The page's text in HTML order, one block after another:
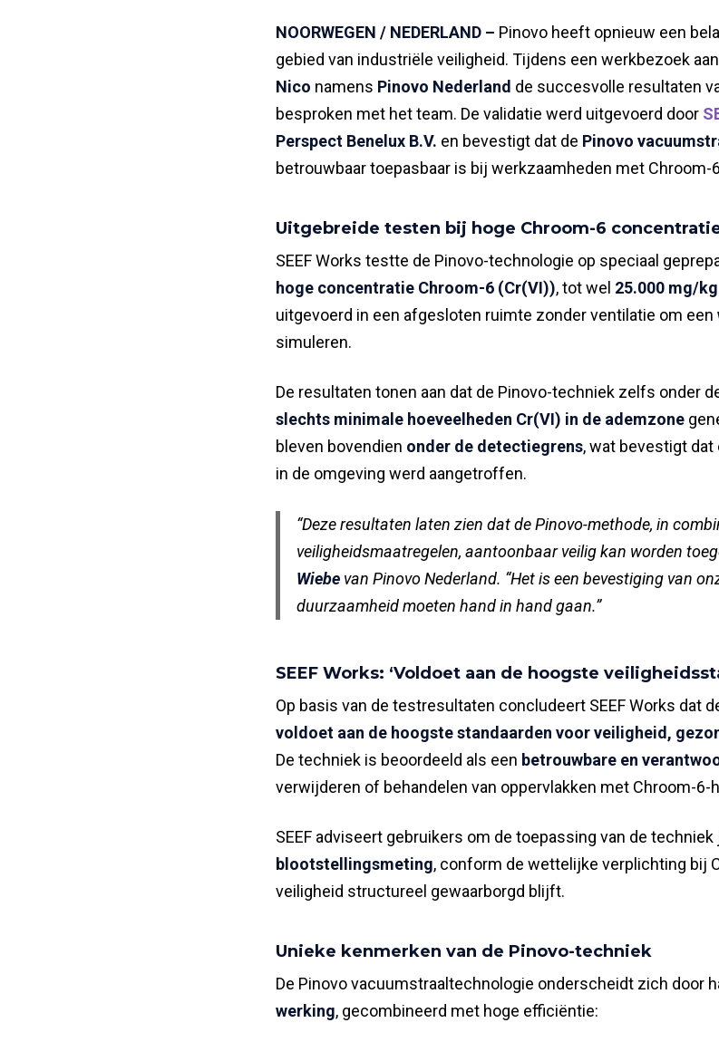
NOORWEGEN / NEDERLAND – Pinovo heeft opnieuw een
gebied van industriële veiligheid. Tijdens een werkbezoek
Nico namens Pinovo Nederland de succesvolle resultaten
besproken met het team. De validatie werd uitgevoerd door
Perspect Benelux B.V. en bevestigt dat de Pinovo
betrouwbaar toepasbaar is bij werkzaamheden met Chroom-
Uitgebreide testen bij hoge Chroom-6
SEEF Works testte de Pinovo-technologie op speciaal
hoge concentratie Chroom-6 (Cr(VI)), tot wel 25.000 mg/kg
uitgevoerd in een afgesloten ruimte zonder ventilatie om een
simuleren.
De resultaten tonen aan dat de Pinovo-techniek zelfs onder
slechts minimale hoeveelheden Cr(VI) in de ademzone
bleven bovendien onder de detectiegrens, wat bevestigt dat
in de omgeving werd aangetroffen.
“Deze resultaten laten zien dat de Pinovo-methode, in
veiligheidsmaatregelen, aantoonbaar veilig kan worden
Wiebevan Pinovo Nederland. “Het is een bevestiging van
duurzaamheid moeten hand in hand gaan.”
SEEF Works: ‘Voldoet aan de hoogste
Op basis van de testresultaten concludeert SEEF Works dat
voldoet aan de hoogste standaarden voor veiligheid,
De techniek is beoordeeld als een betrouwbare en
verwijderen of behandelen van oppervlakken met Chroom-6-
SEEF adviseert gebruikers om de toepassing van de
blootstellingsmeting, conform de wettelijke verplichting bij
veiligheid structureel gewaarborgd blijft.
Unieke kenmerken van de Pinovo-techniek
De Pinovo vacuumstraaltechnologie onderscheidt zich door
werking, gecombineerd met hoge efficiëntie: